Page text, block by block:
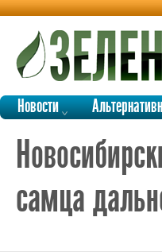
Новости
самца